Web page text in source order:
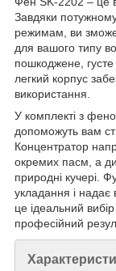
Завдяки
режимам, ви
для вашого типу
пошкоджене, густе
легкий корпус
використання.
У комплекті з
допоможуть вам
Концентратор
окремих пасм, а
природні кучері.
укладання і
це ідеальний вибір
професійний